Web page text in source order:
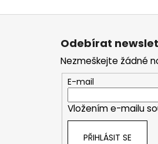
Z
Odebírat
Nezmeškejte žádné
E-mail
Vložením e-mailu
PŘIHLÁSIT SE